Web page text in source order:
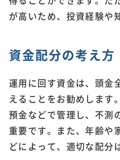
が高いため、投資経験や
資金配分の考え方
運用に回す資金は、頭金
えることをお勧めします
預金などで管理し、不測
重要です。また、年齢や
どによって、適切な配分